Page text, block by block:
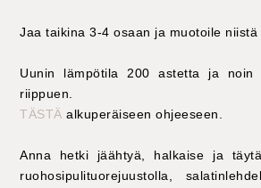
Jaa taikina 3-4 osaan ja muotoile niistä
Uunin lämpötila 200 astetta ja noin
riippuen.
TÄSTÄ alkuperäiseen ohjeeseen.
Anna hetki jäähtyä, halkaise ja
ruohosipulituorejuustolla,